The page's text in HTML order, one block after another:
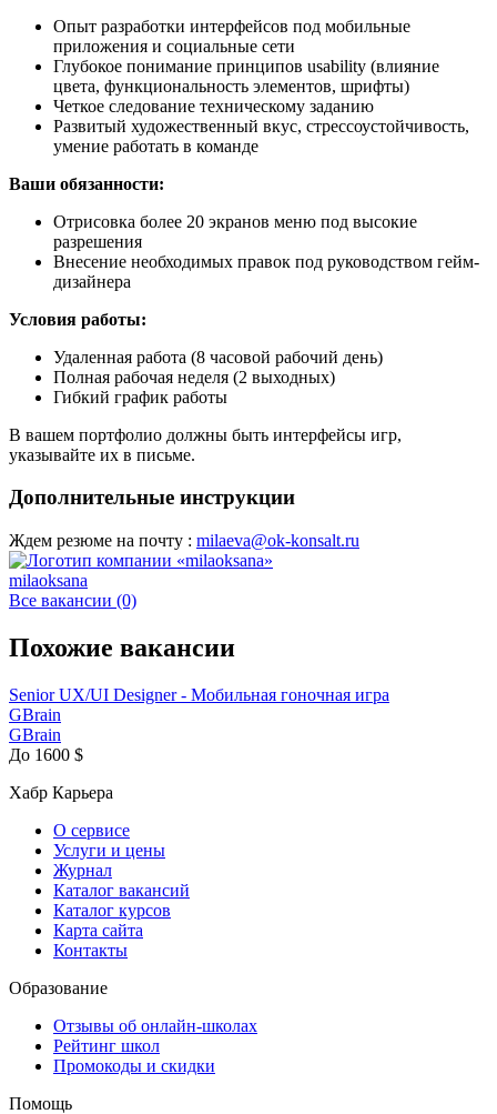
Опыт разработки интерфейсов под мобильные
приложения и социальные сети
Глубокое понимание принципов usability (влияние
цвета, функциональность элементов, шрифты)
Четкое следование техническому заданию
Развитый художественный вкус, стрессоустойчивость,
умение работать в команде
Ваши обязанности:
Отрисовка более 20 экранов меню под высокие
разрешения
Внесение необходимых правок под руководством гейм-
дизайнера
Условия работы:
Удаленная работа (8 часовой рабочий день)
Полная рабочая неделя (2 выходных)
Гибкий график работы
В вашем портфолио должны быть интерфейсы игр,
указывайте их в письме.
Дополнительные инструкции
Ждем резюме на почту : milaeva@ok-konsalt.ru
milaoksana
Все вакансии (0)
Похожие вакансии
Senior UX/UI Designer - Мобильная гоночная игра
GBrain
GBrain
До 1600 $
Хабр Карьера
О сервисе
Услуги и цены
Журнал
Каталог вакансий
Каталог курсов
Карта сайта
Контакты
Образование
Отзывы об онлайн-школах
Рейтинг школ
Промокоды и скидки
Помощь